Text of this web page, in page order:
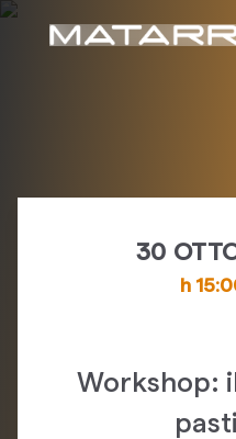
30
h
Workshop: